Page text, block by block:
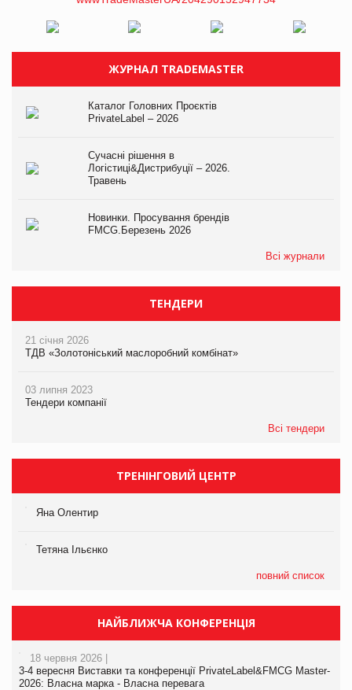
ЖУРНАЛ TRADEMASTER
Каталог Головних Проєктів
PrivateLabel – 2026
Сучасні рішення в
Логістиці&Дистрибуції – 2026.
Травень
Новинки. Просування брендів
FMCG.Березень 2026
Всі журнали
ТЕНДЕРИ
21 січня 2026
ТДВ «Золотоніський маслоробний комбінат»
03 липня 2023
Тендери компанії
Всі тендери
ТРЕНІНГОВИЙ ЦЕНТР
Яна Олентир
Тетяна Ільєнко
повний список
НАЙБЛИЖЧА КОНФЕРЕНЦІЯ
18 червня 2026 |
3-4 вересня Виставки та конференції PrivateLabel&FMCG Master-
2026: Власна марка - Власна перевага